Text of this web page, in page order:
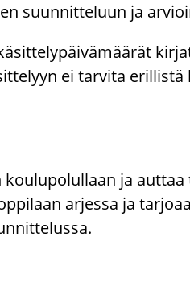
suun­nit­te­luun ja
ei tar­vi­ta eril­lis­tä
ja
ar­jes­sa ja